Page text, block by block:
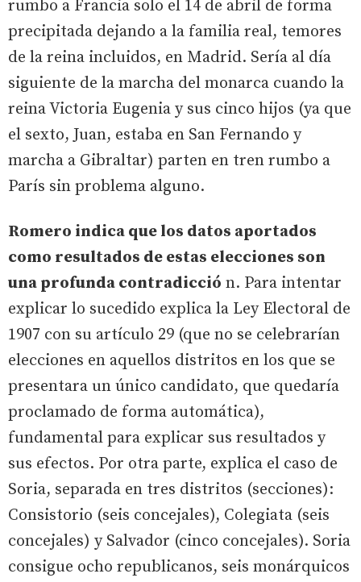
rumbo a Francia solo el 14 de abril de forma
precipitada dejando a la familia real, temores
de la reina incluidos, en Madrid. Sería al día
siguiente de la marcha del monarca cuando la
reina Victoria Eugenia y sus cinco hijos (ya que
el sexto, Juan, estaba en San Fernando y
marcha a Gibraltar) parten en tren rumbo a
París sin problema alguno.
Romero indica que los datos aportados
como resultados de estas elecciones son
una profunda contradicció n. Para intentar
explicar lo sucedido explica la Ley Electoral de
1907 con su artículo 29 (que no se celebrarían
elecciones en aquellos distritos en los que se
presentara un único candidato, que quedaría
proclamado de forma automática),
fundamental para explicar sus resultados y
sus efectos. Por otra parte, explica el caso de
Soria, separada en tres distritos (secciones):
Consistorio (seis concejales), Colegiata (seis
concejales) y Salvador (cinco concejales). Soria
consigue ocho republicanos, seis monárquicos